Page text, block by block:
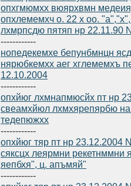
опхгмюмхх вюярхвмн
опхлемемхч о. 22 х оо.
лхмрпсдю пятяп нр 22.11.90
------------
нопедекемхе бепунбмнцн
нярюбкемхх аег хглемемхъ
12.10.2004
------------
опхйюг лхмнапмюсйх пт нр
свеамхйюл лхмхярепярбю
тедепюжхх
------------
опхйюг тяр пт нр
сяксцх леярмни рекетнммни
яепбхя", ц. апъмяй"
------------